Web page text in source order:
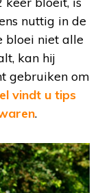
nuttig in de
bloei niet alle
kan hij
gebruiken om
vindt u tips
.